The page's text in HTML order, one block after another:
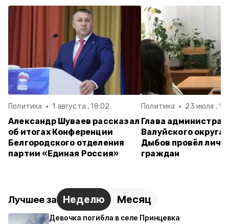
Политика 1 августа , 18:02
Александр Шуваев рассказал
об итогах Конференции
Белгородского отделения
партии «Единая Россия»
Политика 23 июля ,
Глава
Валуйского округа
Дыбов провёл
граждан
Лучшее за Неделю Месяц
Девочка погибла в селе Принцевка